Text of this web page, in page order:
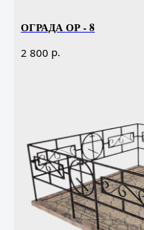
ОГРАДА ОР - 8
2 800 р.